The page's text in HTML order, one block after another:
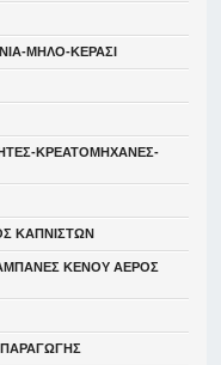
ΜΗΛΟ-ΚΕΡΑΣΙ
ΚΡΕΑΤΟΜΗΧΑΝΕΣ-
ΚΑΠΝΙΣΤΩΝ
ΚΕΝΟΥ ΑΕΡΟΣ